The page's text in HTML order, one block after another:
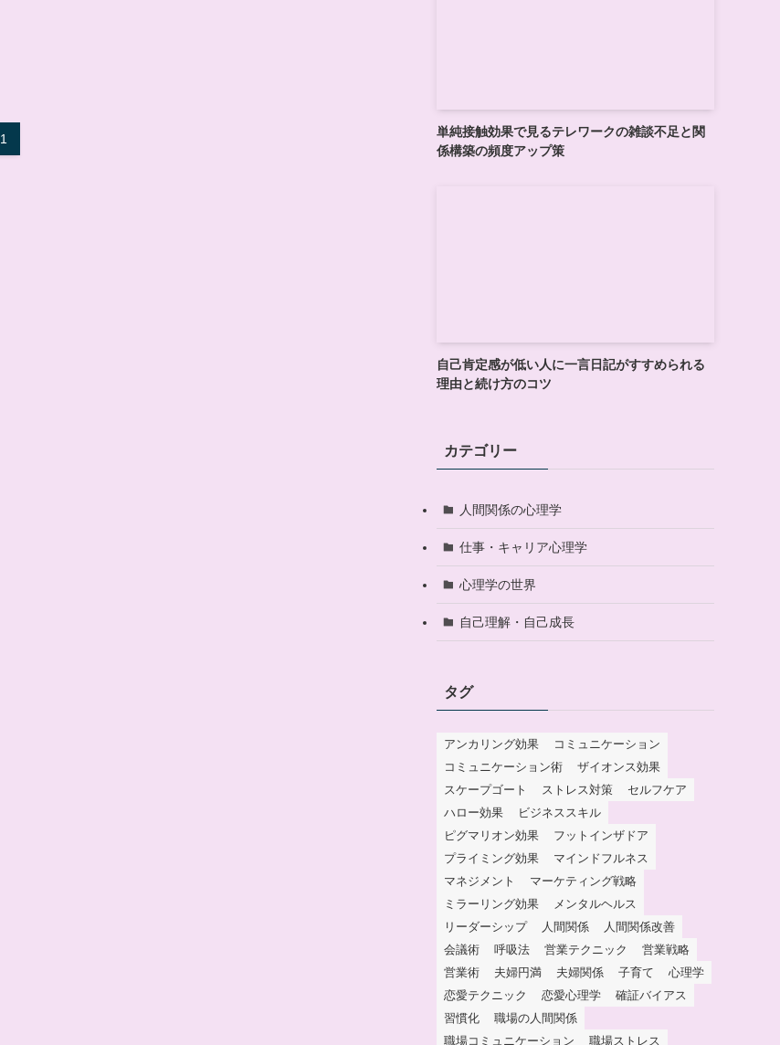
1
単純接触効果で見るテレワークの雑談不足と関
係構築の頻度アップ策
自己肯定感が低い人に一言日記がすすめられる
理由と続け方のコツ
カテゴリー
人間関係の心理学
仕事・キャリア心理学
心理学の世界
自己理解・自己成長
タグ
アンカリング効果
コミュニケーション
コミュニケーション術
ザイオンス効果
スケープゴート
ストレス対策
セルフケア
ハロー効果
ビジネススキル
ピグマリオン効果
フットインザドア
プライミング効果
マインドフルネス
マネジメント
マーケティング戦略
ミラーリング効果
メンタルヘルス
リーダーシップ
人間関係
人間関係改善
会議術
呼吸法 営業テクニック
営業戦略
営業術
夫婦円満 夫婦関係 子育て
心理学
恋愛テクニック
恋愛心理学
確証バイアス
習慣化
職場の人間関係
職場コミュニケーション
職場ストレス